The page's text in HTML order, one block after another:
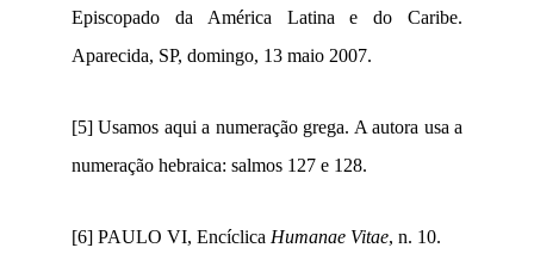
Episcopado da América Latina e do Caribe.
Aparecida, SP, domingo, 13 maio 2007.
[5] Usamos aqui a numeração grega. A autora usa a
numeração hebraica: salmos 127 e 128.
[6] PAULO VI, Encíclica Humanae Vitae, n. 10.